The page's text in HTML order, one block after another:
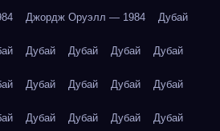
Джордж Оруэлл — 1984 Дубай
Дубай Дубай Дубай Дубай
Дубай Дубай Дубай Дубай
Дубай Дубай Дубай Дубай